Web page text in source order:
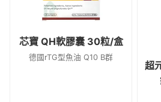
芯寶 QH軟膠囊 30粒/盒
德國rTG型魚油 Q10 B群
超